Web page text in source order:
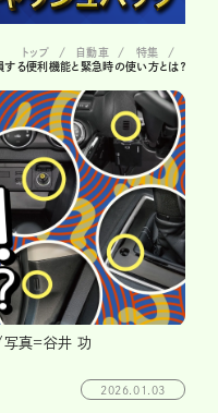
トップ 自動車
特集
する便利機能と緊急時の使い方とは？
/写真=谷井 功
2026.01.03